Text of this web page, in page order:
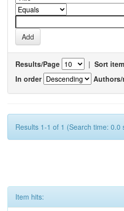
Results/Page | Sort
In order
Results 1-1 of 1 (Search time: 0.0
Item hits: